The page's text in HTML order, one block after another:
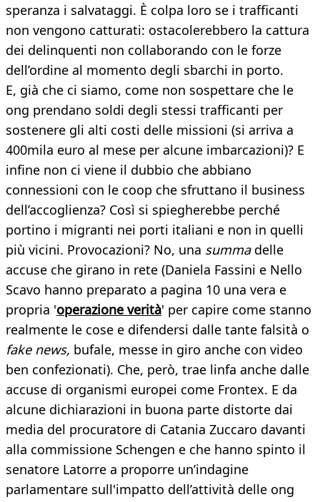
speranza i salvataggi. È colpa loro se i trafficanti
non vengono catturati: ostacolerebbero la cattura
dei delinquenti non collaborando con le forze
dell’ordine al momento degli sbarchi in porto.
E, già che ci siamo, come non sospettare che le
ong prendano soldi degli stessi trafficanti per
sostenere gli alti costi delle missioni (si arriva a
400mila euro al mese per alcune imbarcazioni)? E
infine non ci viene il dubbio che abbiano
connessioni con le coop che sfruttano il business
dell’accoglienza? Così si spiegherebbe perché
portino i migranti nei porti italiani e non in quelli
più vicini. Provocazioni? No, una summadelle
accuse che girano in rete (Daniela Fassini e Nello
Scavo hanno preparato a pagina 10 una vera e
propria 'operazione verità' per capire come stanno
realmente le cose e difendersi dalle tante falsità o
fake news, bufale, messe in giro anche con video
ben confezionati). Che, però, trae linfa anche dalle
accuse di organismi europei come Frontex. E da
alcune dichiarazioni in buona parte distorte dai
media del procuratore di Catania Zuccaro davanti
alla commissione Schengen e che hanno spinto il
senatore Latorre a proporre un’indagine
parlamentare sull'impatto dell’attività delle ong